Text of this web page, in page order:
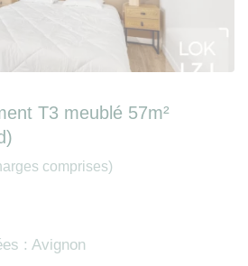
T3 meublé 57m²
comprises)
: Avignon